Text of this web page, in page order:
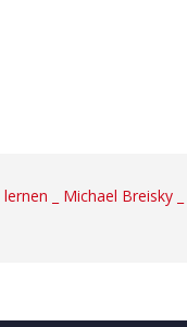
_ Michael Breisky